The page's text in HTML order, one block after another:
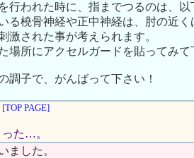
行われた時に、指までつるのは、
る橈骨神経や正中神経は、肘の近
激された事が考えられます。
場所にアクセルガードを貼ってみて
調子で、がんばって下さい！
[TOP PAGE]
た…。
ました。